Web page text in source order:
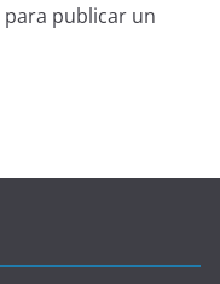
para publicar un